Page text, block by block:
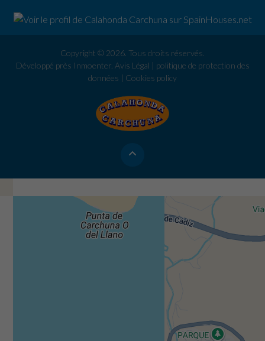
Copyright © 2026. Tous droits réservés.
Développé près Inmoenter. Avis Légal | politique de protection des
données | Cookies policy